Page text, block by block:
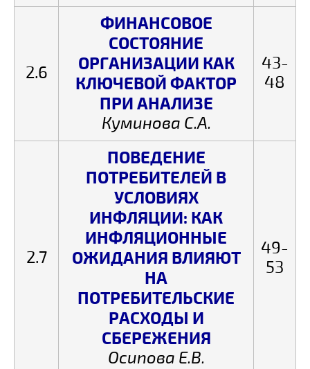
2.6
ФИНАНСОВОЕ
СОСТОЯНИЕ
ОРГАНИЗАЦИИ КАК
КЛЮЧЕВОЙ ФАКТОР
ПРИ АНАЛИЗЕ
Куминова С.А.
43-
48
2.7
ПОВЕДЕНИЕ
ПОТРЕБИТЕЛЕЙ В
УСЛОВИЯХ
ИНФЛЯЦИИ: КАК
ИНФЛЯЦИОННЫЕ
ОЖИДАНИЯ ВЛИЯЮТ
НА
ПОТРЕБИТЕЛЬСКИЕ
РАСХОДЫ И
СБЕРЕЖЕНИЯ
Осипова Е.В.
49-
53